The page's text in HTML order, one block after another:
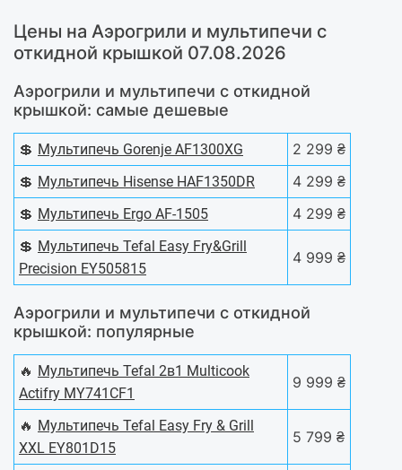
Цены на Аэрогрили и мультипечи с
откидной крышкой 07.08.2026
Аэрогрили и мультипечи с откидной
крышкой: самые дешевые
💲 Мультипечь Gorenje AF1300XG
2 299 ₴
💲 Мультипечь Hisense HAF1350DR
4 299 ₴
💲 Мультипечь Ergo AF-1505
4 299 ₴
💲 Мультипечь Tefal Easy Fry&Grill
Precision EY505815
4 999 ₴
Аэрогрили и мультипечи с откидной
крышкой: популярные
🔥 Мультипечь Tefal 2в1 Multicook
Actifry MY741CF1
9 999 ₴
🔥 Мультипечь Tefal Easy Fry & Grill
XXL EY801D15
5 799 ₴